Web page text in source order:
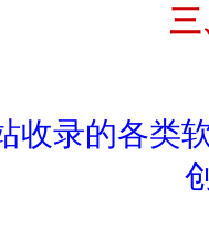
三
收录的各类